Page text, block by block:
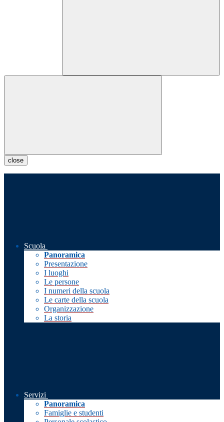
close
Scuola
Panoramica
Presentazione
I luoghi
Le persone
I numeri della scuola
Le carte della scuola
Organizzazione
La storia
Servizi
Panoramica
Famiglie e studenti